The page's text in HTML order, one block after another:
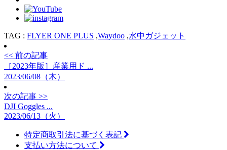
TAG : FLYER ONE PLUS ,Waydoo ,水中ガジェット
<< 前の記事
［2023年版］産業用ド ...
2023/06/08（木）
次の記事 >>
DJI Goggles ...
2023/06/13（火）
特定商取引法に基づく表記
支払い方法について